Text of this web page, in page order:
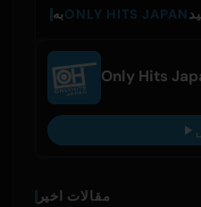
بهONLY HITS JAPAN
Only Hits
مقالات اخیر